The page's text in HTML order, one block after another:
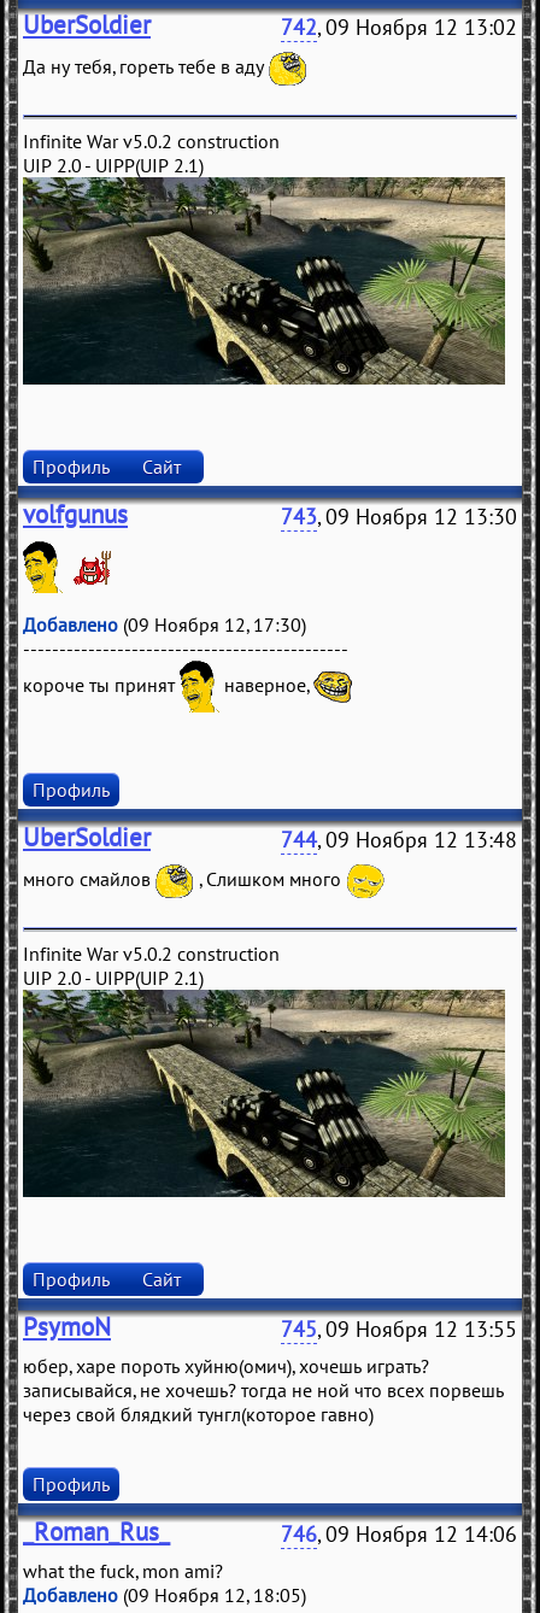
UberSoldier 742, 09 Ноября 12 13:02
Да ну тебя, гореть тебе в аду
Infinite War v5.0.2 construction
UIP 2.0 - UIPP(UIP 2.1)
Профиль Сайт
volfgunus 743, 09 Ноября 12 13:30
Добавлено (09 Ноября 12, 17:30)
---------------------------------------------
короче ты принят
наверное,
Профиль
UberSoldier 744, 09 Ноября 12 13:48
много смайлов , Слишком много
Infinite War v5.0.2 construction
UIP 2.0 - UIPP(UIP 2.1)
Профиль Сайт
PsymoN 745, 09 Ноября 12 13:55
юбер, харе пороть хуйню(омич), хочешь играть?
записывайся, не хочешь? тогда не ной что всех порвешь
через свой блядкий тунгл(которое гавно)
Профиль
_Roman_Rus_ 746, 09 Ноября 12 14:06
what the fuck, mon ami?
Добавлено (09 Ноября 12, 18:05)